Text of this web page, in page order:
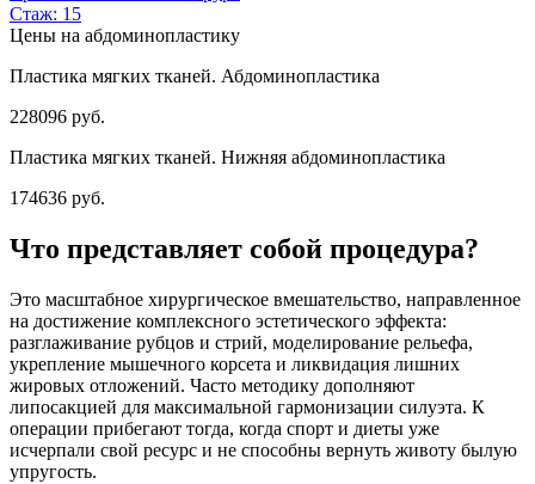
Стаж: 15
Цены на абдоминопластику
Пластика мягких тканей. Абдоминопластика
228096 руб.
Пластика мягких тканей. Нижняя абдоминопластика
174636 руб.
Что представляет собой процедура?
Это масштабное хирургическое вмешательство, направленное
на достижение комплексного эстетического эффекта:
разглаживание рубцов и стрий, моделирование рельефа,
укрепление мышечного корсета и ликвидация лишних
жировых отложений. Часто методику дополняют
липосакцией для максимальной гармонизации силуэта. К
операции прибегают тогда, когда спорт и диеты уже
исчерпали свой ресурс и не способны вернуть животу былую
упругость.